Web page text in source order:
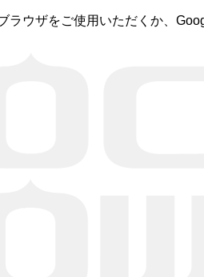
ウザをご使用いただくか、